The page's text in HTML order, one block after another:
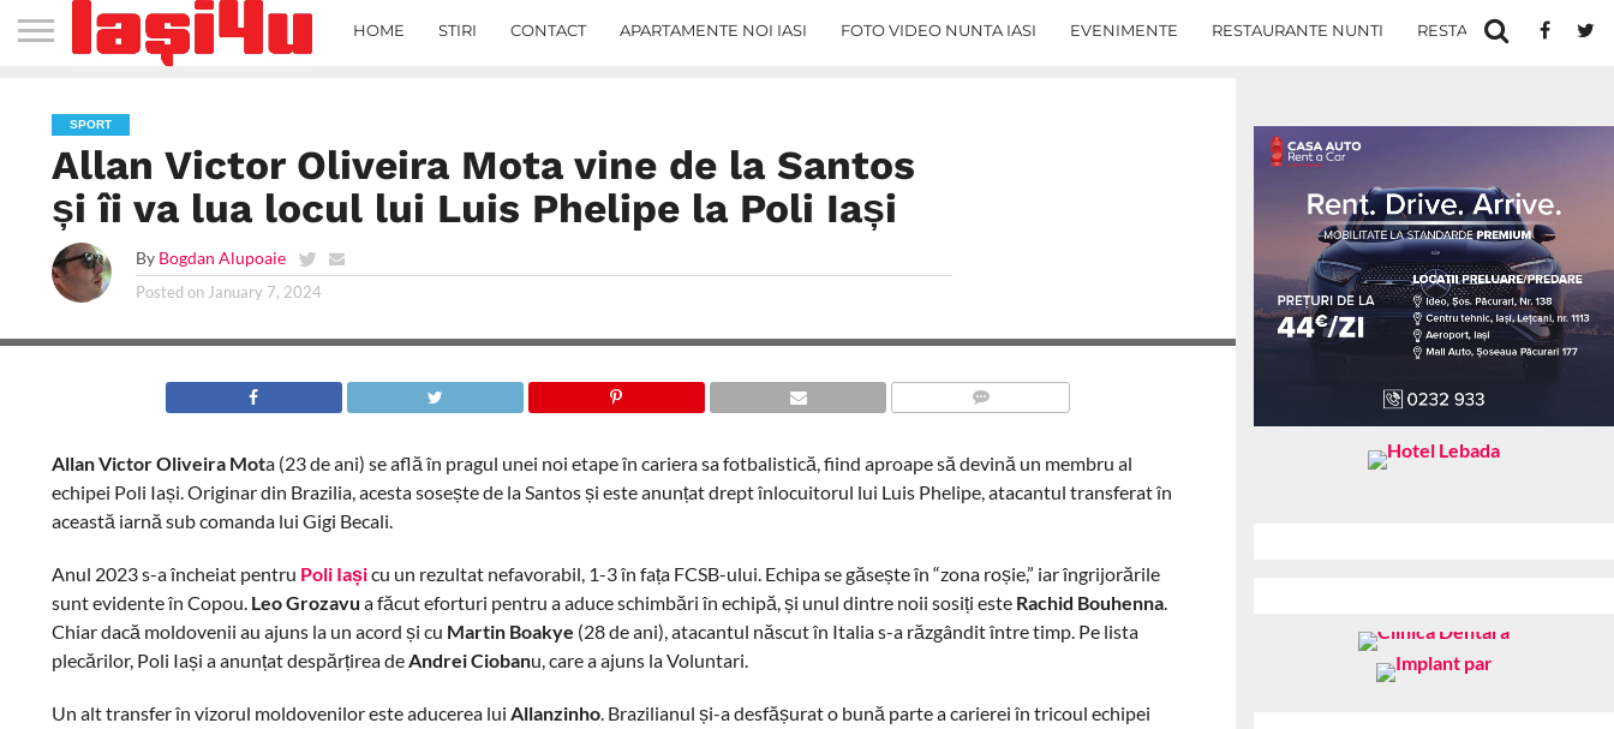
HOME STIRI CONTACT APARTAMENTE NOI IASI FOTO VIDEO NUNTA IASI EVENIMENTE RESTAURANTE NUNTI RESTAURANTE IN IASI
SPORT
Allan Victor Oliveira Mota vine de la Santos
și îi va lua locul lui Luis Phelipe la Poli Iași
By Bogdan Alupoaie
Posted on January 7, 2024
Allan Victor Oliveira Mota (23 de ani) se află în pragul unei noi etape în cariera sa fotbalistică, fiind aproape să devină un membru al
echipei Poli Iași. Originar din Brazilia, acesta sosește de la Santos și este anunțat drept înlocuitorul lui Luis Phelipe, atacantul transferat în
această iarnă sub comanda lui Gigi Becali.
Anul 2023 s-a încheiat pentru Poli Iașicu un rezultat nefavorabil, 1-3 în fața FCSB-ului. Echipa se găsește în “zona roșie,” iar îngrijorările
sunt evidente în Copou. Leo Grozavu a făcut eforturi pentru a aduce schimbări în echipă, și unul dintre noii sosiți este Rachid Bouhenna.
Chiar dacă moldovenii au ajuns la un acord și cu Martin Boakye (28 de ani), atacantul născut în Italia s-a răzgândit între timp. Pe lista
plecărilor, Poli Iași a anunțat despărțirea deAndrei Ciobanu, care a ajuns la Voluntari.
Un alt transfer în vizorul moldovenilor este aducerea lui Allanzinho. Brazilianul și-a desfășurat o bună parte a carierei în tricoul echipei